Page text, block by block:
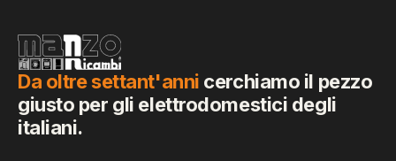
Da oltre settant'anni cerchiamo il pezzo
giusto per gli elettrodomestici degli
italiani.